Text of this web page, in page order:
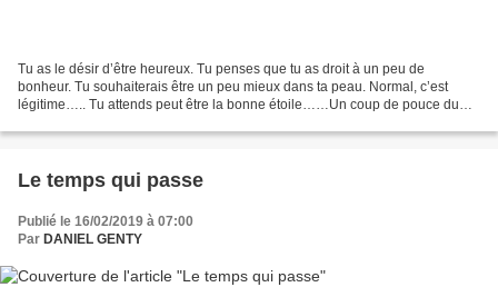
Tu as le désir d’être heureux. Tu penses que tu as droit à un peu de
bonheur. Tu souhaiterais être un peu mieux dans ta peau. Normal, c’est
légitime….. Tu attends peut être la bonne étoile……Un coup de pouce du
Le temps qui passe
Publié le 16/02/2019 à 07:00
Par DANIEL GENTY